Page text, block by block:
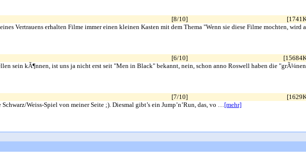
[8/10]
Vertrauens erhalten Filme immer einen kleinen Kasten mit dem Thema "Wenn sie diese Filme mochten,
[6/10]
sein kÃ¶nnen, ist uns ja nicht erst seit "Men in Black" bekannt, nein, schon anno Roswell haben die
[7/10]
Schwarz/Weiss-Spiel von meiner Seite ;). Diesmal gibt’s ein Jump’n’Run, das, vo …[mehr]